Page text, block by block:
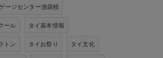
ージセンター池袋校
ール タイ基本情報
トン タイお祭り タイ文化